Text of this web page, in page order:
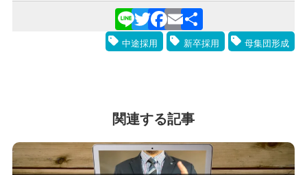
Line
Twitter
Facebook
Email
共
中途採用 新卒採用 母集団形成
関連する記事